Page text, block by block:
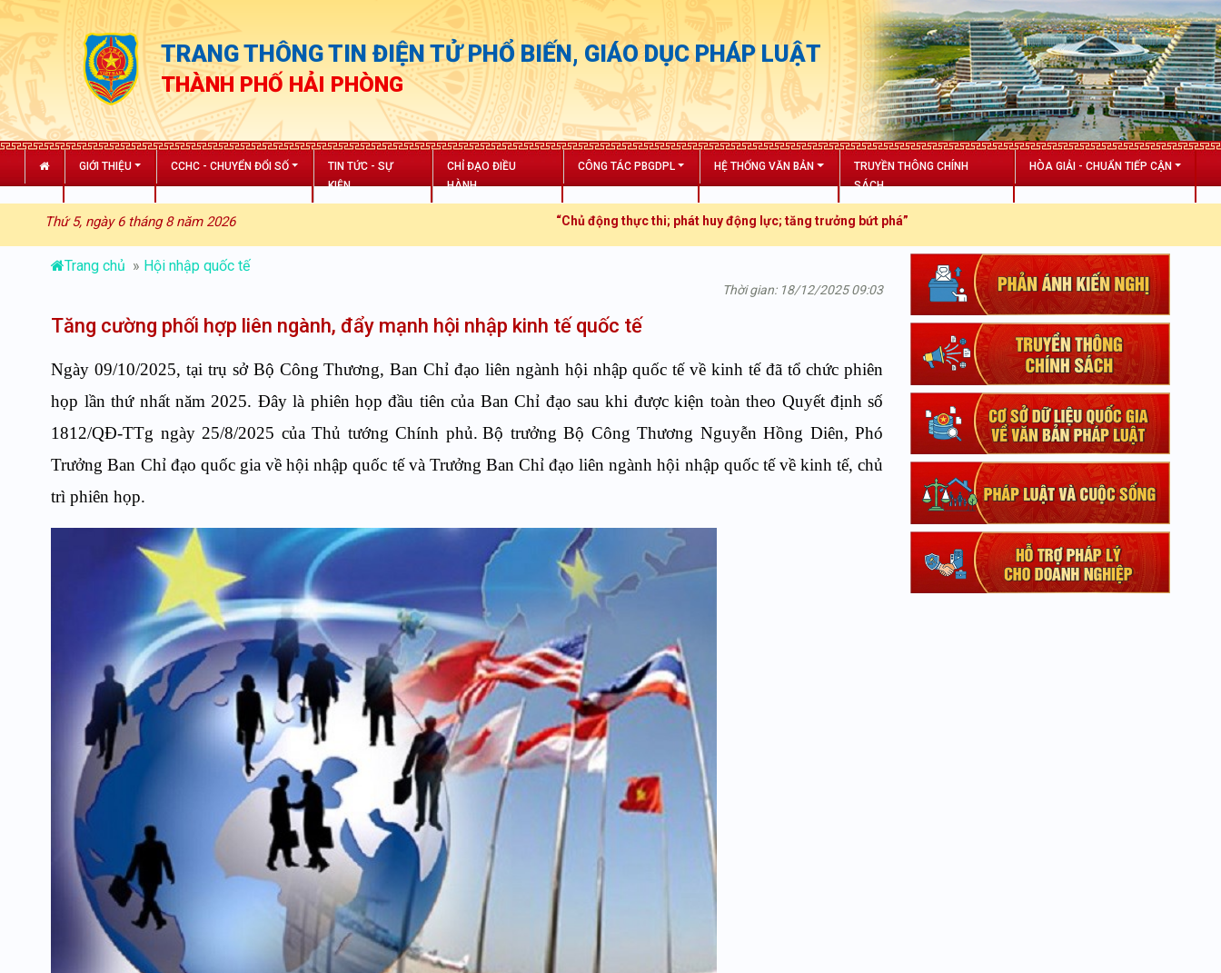
TRANG THÔNG TIN ĐIỆN TỬ PHỔ BIẾN, GIÁO DỤC PHÁP LUẬT
THÀNH PHỐ HẢI PHÒNG
GIỚI THIỆU CCHC - CHUYỂN ĐỔI SỐ
TIN TỨC - SỰ
KIỆN
CHỈ ĐẠO ĐIỀU
HÀNH
CÔNG TÁC PBGDPL HỆ THỐNG VĂN BẢN
TRUYỀN THÔNG CHÍNH
SÁCH
HÒA GIẢI - CHUẨN TIẾP CẬN
Thứ 5, ngày 6 tháng 8 năm 2026 “Chủ động thực thi; phát huy động lực; tăng trưởng bứt phá”
Trang chủ » Hội nhập quốc tế
Thời gian: 18/12/2025 09:03
Tăng cường phối hợp liên ngành, đẩy mạnh hội nhập kinh tế quốc tế
Ngày 09/10/2025, tại trụ sở Bộ Công Thương, Ban Chỉ đạo liên ngành hội nhập quốc tế về kinh tế đã tổ chức phiên
họp lần thứ nhất năm 2025. Đây là phiên họp đầu tiên của Ban Chỉ đạo sau khi được kiện toàn theo Quyết định số
1812/QĐ-TTg ngày 25/8/2025 của Thủ tướng Chính phủ. Bộ trưởng Bộ Công Thương Nguyễn Hồng Diên, Phó
Trưởng Ban Chỉ đạo quốc gia về hội nhập quốc tế và Trưởng Ban Chỉ đạo liên ngành hội nhập quốc tế về kinh tế, chủ
trì phiên họp.